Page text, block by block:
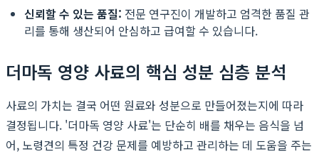
신뢰할 수 있는 품질: 전문 연구진이 개발하고 엄격한 품질 관
리를 통해 생산되어 안심하고 급여할 수 있습니다.
더마독 영양 사료의 핵심 성분 심층 분석
사료의 가치는 결국 어떤 원료와 성분으로 만들어졌는지에 따라
결정됩니다. '더마독 영양 사료'는 단순히 배를 채우는 음식을 넘
어, 노령견의 특정 건강 문제를 예방하고 관리하는 데 도움을 주는